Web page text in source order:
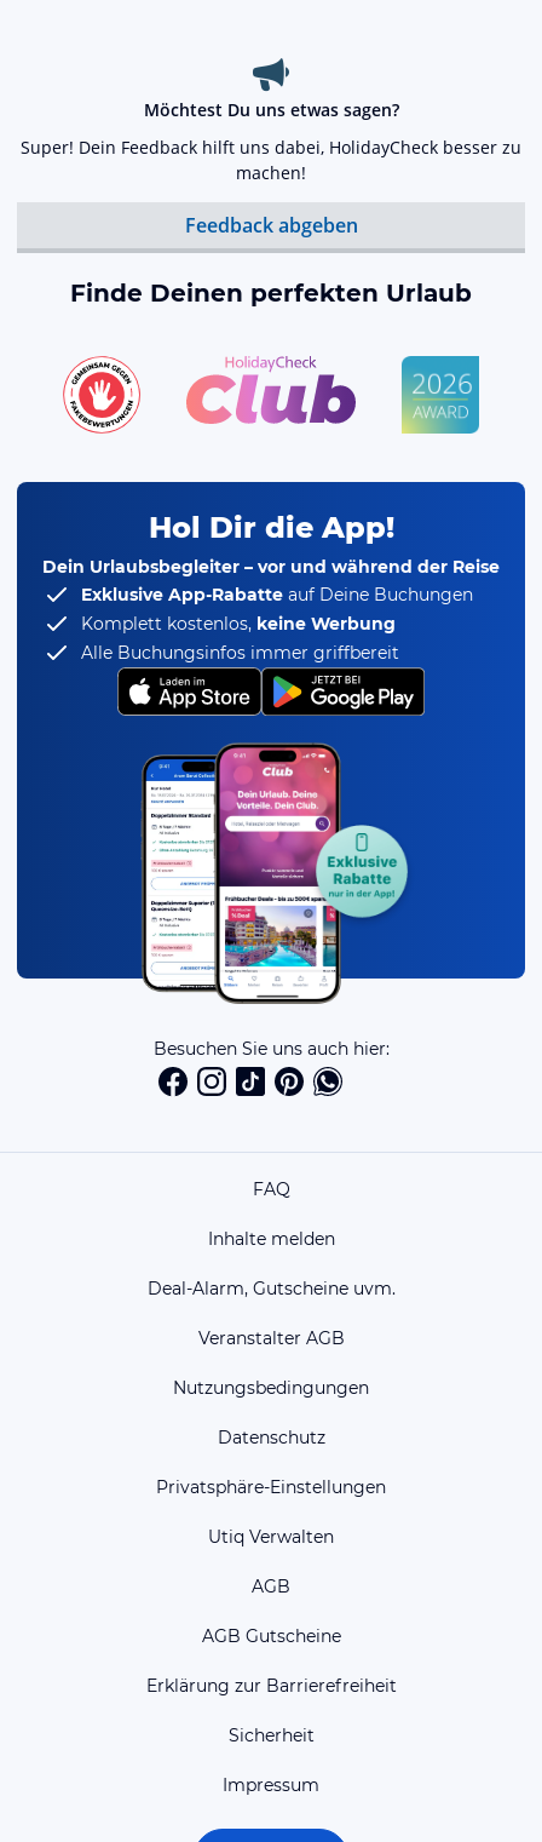
Möchtest Du uns etwas sagen?
Super! Dein Feedback hilft uns dabei, HolidayCheck besser zu
machen!
Feedback abgeben
Finde Deinen perfekten Urlaub
Hol Dir die App!
Dein Urlaubsbegleiter – vor und während der Reise
Exklusive App-Rabatte auf Deine Buchungen
Komplett kostenlos, keine Werbung
Alle Buchungsinfos immer griffbereit
Besuchen Sie uns auch hier:
FAQ
Inhalte melden
Deal-Alarm, Gutscheine uvm.
Veranstalter AGB
Nutzungsbedingungen
Datenschutz
Privatsphäre-Einstellungen
Utiq Verwalten
AGB
AGB Gutscheine
Erklärung zur Barrierefreiheit
Sicherheit
Impressum